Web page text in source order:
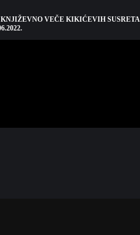
KNJIŽEVNO VEČE KIKIĆEVIH SUSRETA